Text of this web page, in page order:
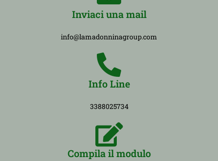
Inviaci una mail
info@lamadonninagroup.com
Info Line
3388025734
Compila il modulo